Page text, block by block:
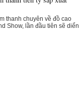
thanh chuyên về đồ cao
Show, lần đầu tiên sẽ diển